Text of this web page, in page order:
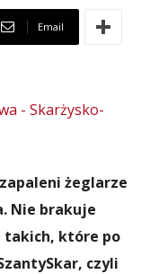
Email
żeglarze
Nie brakuje
takich, które po
czyli